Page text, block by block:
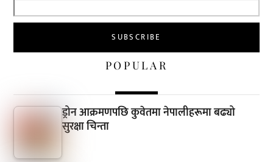
POPULAR
ड्रोन आक्रमणपछि कुवेतमा नेपालीहरूमा बढ्यो
सुरक्षा चिन्ता